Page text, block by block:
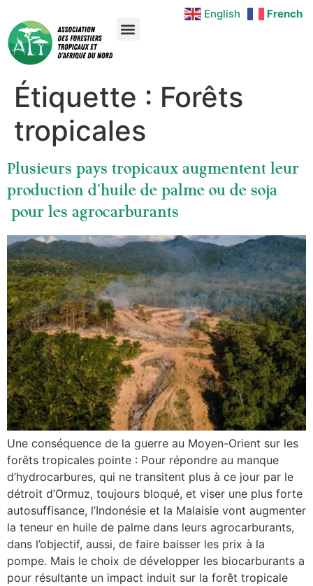
Étiquette : Forêts
tropicales
Plusieurs pays tropicaux augmentent leur
production d’huile de palme ou de soja
pour les agrocarburants
Une conséquence de la guerre au Moyen-Orient sur les
forêts tropicales pointe : Pour répondre au manque
d’hydrocarbures, qui ne transitent plus à ce jour par le
détroit d’Ormuz, toujours bloqué, et viser une plus forte
autosuffisance, l’Indonésie et la Malaisie vont augmenter
la teneur en huile de palme dans leurs agrocarburants,
dans l’objectif, aussi, de faire baisser les prix à la
pompe. Mais le choix de développer les biocarburants a
pour résultante un impact induit sur la forêt tropicale
English French